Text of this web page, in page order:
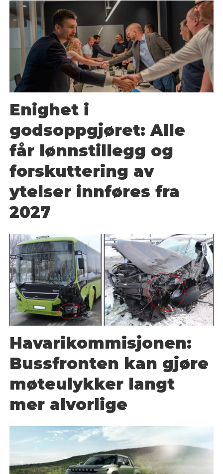
Enighet i
godsoppgjøret: Alle
får lønnstillegg og
forskuttering av
ytelser innføres fra
2027
Havarikommisjonen:
Bussfronten kan gjøre
møteulykker langt
mer alvorlige